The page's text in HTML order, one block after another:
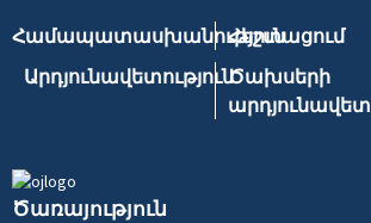
ՀամապատասխանությունՀեշտացում
ԱրդյունավետությունԾախսերի
արդյունավետ
Ծառայություն